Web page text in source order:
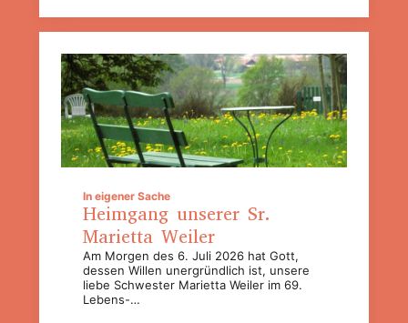
In eigener Sache
Heimgang unserer Sr.
Marietta Weiler
Am Morgen des 6. Juli 2026 hat Gott,
dessen Willen unergründlich ist, unsere
liebe Schwester Marietta Weiler im 69.
Lebens-…